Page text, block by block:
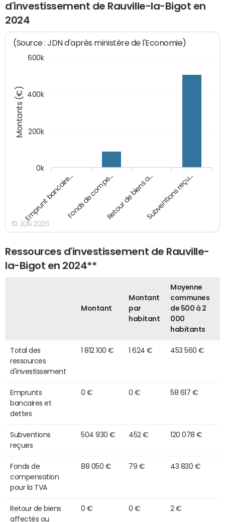
d'investissement de Rauville-la-Bigot en
2024
Montants (€)
(Source : JDN d'après ministère de l'Economie)
Emprunt bancaire…Fonds de compe…Retour de biens a…Subventions reçu…
0k
200k
400k
600k
© JDN 2026
Ressources d'investissement de Rauville-
la-Bigot en 2024**
Montant
Montant
par
habitant
Moyenne
communes
de 500 à 2
000
habitants
Total des
ressources
d'investissement
1 812 100 € 1 624 € 453 560 €
Emprunts
bancaires et
dettes
0 € 0 € 58 617 €
Subventions
reçues
504 930 € 452 € 120 078 €
Fonds de
compensation
pour la TVA
88 050 € 79 € 43 830 €
Retour de biens
affectés ou
0 € 0 € 2 €